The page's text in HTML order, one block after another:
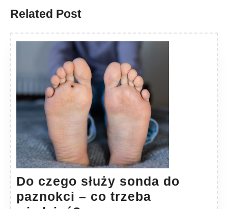
Related Post
Do czego służy sonda do
paznokci – co trzeba